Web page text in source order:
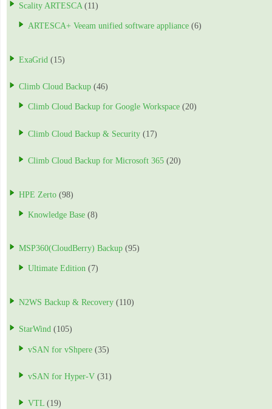
Scality ARTESCA (11)
ARTESCA+ Veeam unified software appliance (6)
ExaGrid (15)
Climb Cloud Backup (46)
Climb Cloud Backup for Google Workspace (20)
Climb Cloud Backup & Security (17)
Climb Cloud Backup for Microsoft 365 (20)
HPE Zerto (98)
Knowledge Base (8)
MSP360(CloudBerry) Backup (95)
Ultimate Edition (7)
N2WS Backup & Recovery (110)
StarWind (105)
vSAN for vShpere (35)
vSAN for Hyper-V (31)
VTL (19)